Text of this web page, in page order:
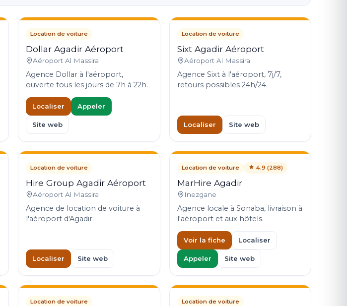
Location de voiture
Dollar Agadir Aéroport
Aéroport Al Massira
Agence Dollar à l'aéroport,
ouverte tous les jours de 7h à 22h.
Localiser Appeler
Site web
Location de voiture
Sixt Agadir Aéroport
Aéroport Al Massira
Agence Sixt à l'aéroport, 7j/7,
retours possibles 24h/24.
Localiser Site web
Location de voiture
Hire Group Agadir Aéroport
Aéroport Al Massira
Agence de location de voiture à
l'aéroport d'Agadir.
Localiser Site web
Location de voiture 4.9 (288)
MarHire Agadir
Inezgane
Agence locale à Sonaba, livraison à
l'aéroport et aux hôtels.
Voir la fiche Localiser
Appeler Site web
Location de voiture Location de voiture